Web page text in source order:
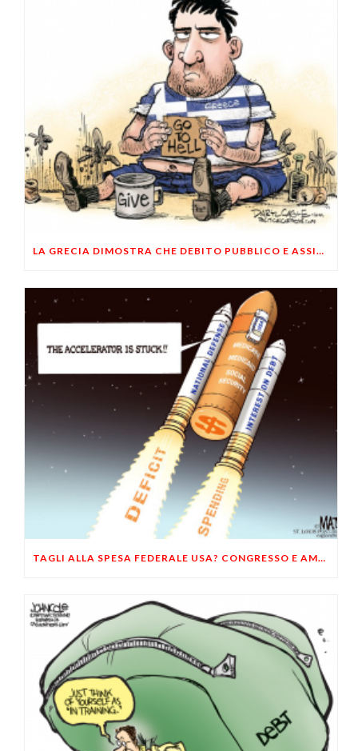
LA GRECIA DIMOSTRA CHE DEBITO PUBBLICO E ASSISTENZIALISMO PORTANO AL DEFAULT
TAGLI ALLA SPESA FEDERALE USA? CONGRESSO E AMERICANI VOGLIONO PIÙ DEFICIT SPENDING